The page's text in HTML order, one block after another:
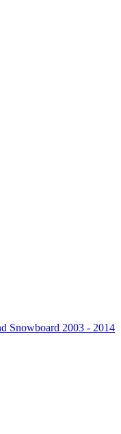
Snowboard 2003 - 2014